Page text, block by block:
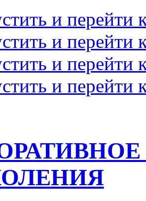
и перейти
и перейти
и перейти
и перейти